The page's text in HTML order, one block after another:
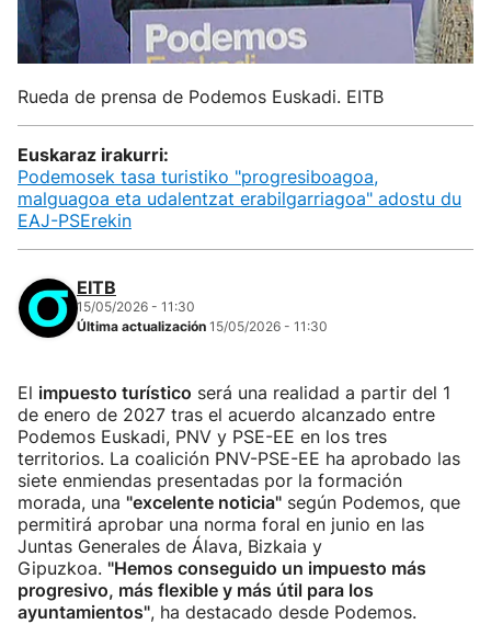
Rueda de prensa de Podemos Euskadi. EITB
Euskaraz irakurri:
Podemosek tasa turistiko "progresiboagoa,
malguagoa eta udalentzat erabilgarriagoa" adostu du
EAJ-PSErekin
EITB
15/05/2026 - 11:30
Última actualización 15/05/2026 - 11:30
El impuesto turístico será una realidad a partir del 1
de enero de 2027 tras el acuerdo alcanzado entre
Podemos Euskadi, PNV y PSE-EE en los tres
territorios. La coalición PNV-PSE-EE ha aprobado las
siete enmiendas presentadas por la formación
morada, una "excelente noticia" según Podemos, que
permitirá aprobar una norma foral en junio en las
Juntas Generales de Álava, Bizkaia y
Gipuzkoa. "Hemos conseguido un impuesto más
progresivo, más flexible y más útil para los
ayuntamientos", ha destacado desde Podemos.